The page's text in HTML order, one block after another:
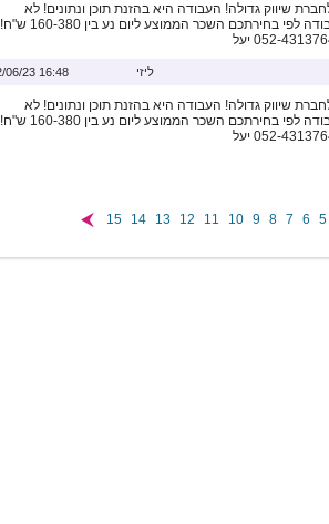
שיווק גדולה! העבודה היא בהזנת תוכן ונתונים! לא
נדרש ניסיון כלשהו! שעות עבודה לפי בחירתכם השכר הממוצע ליום נע בין 160-380 ש"ח!
16:48 22/06/23 ליזי
שיווק גדולה! העבודה היא בהזנת תוכן ונתונים! לא
נדרש ניסיון כלשהו! שעות עבודה לפי בחירתכם השכר הממוצע ליום נע בין 160-380 ש"ח!
5
6
7
8
9
10
11
12
13
14
15